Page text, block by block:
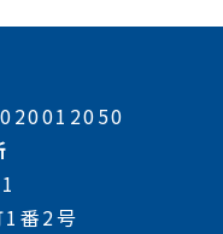
1番2号